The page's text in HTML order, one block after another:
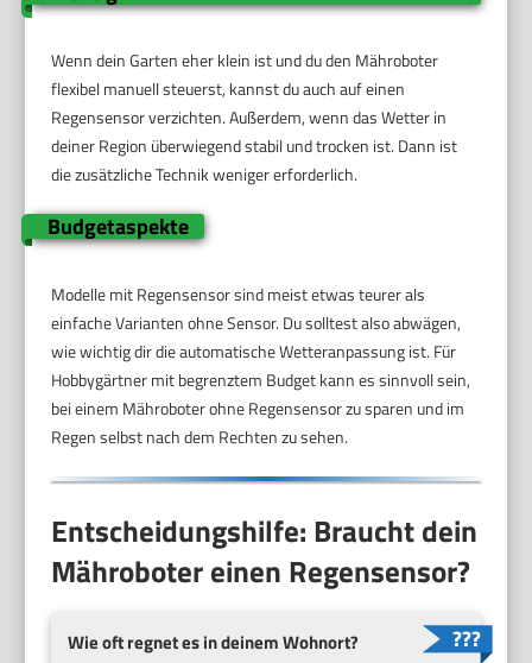
Wenn dein Garten eher klein ist und du den Mähroboter
flexibel manuell steuerst, kannst du auch auf einen
Regensensor verzichten. Außerdem, wenn das Wetter in
deiner Region überwiegend stabil und trocken ist. Dann ist
die zusätzliche Technik weniger erforderlich.
Budgetaspekte
Modelle mit Regensensor sind meist etwas teurer als
einfache Varianten ohne Sensor. Du solltest also abwägen,
wie wichtig dir die automatische Wetteranpassung ist. Für
Hobbygärtner mit begrenztem Budget kann es sinnvoll sein,
bei einem Mähroboter ohne Regensensor zu sparen und im
Regen selbst nach dem Rechten zu sehen.
Entscheidungshilfe: Braucht dein
Mähroboter einen Regensensor?
Wie oft regnet es in deinem Wohnort?